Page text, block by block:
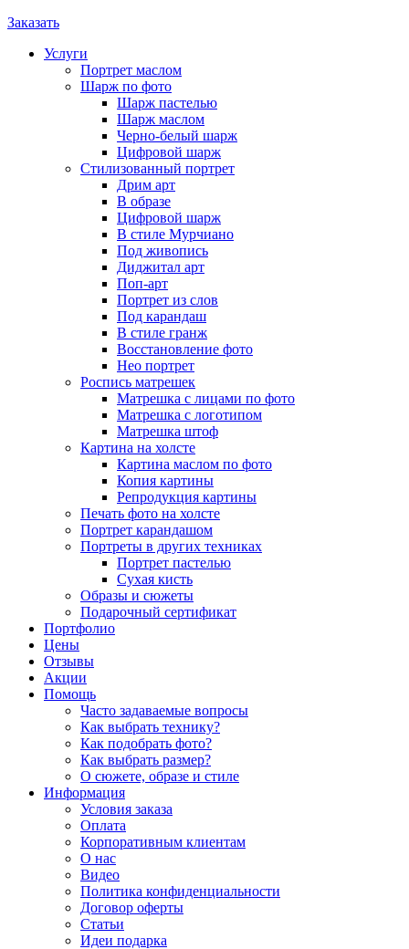
Заказать
Услуги
Портрет маслом
Шарж по фото
Шарж пастелью
Шарж маслом
Черно-белый шарж
Цифровой шарж
Стилизованный портрет
Дрим арт
В образе
Цифровой шарж
В стиле Мурчиано
Под живопись
Диджитал арт
Поп-арт
Портрет из слов
Под карандаш
В стиле гранж
Восстановление фото
Нео портрет
Роспись матрешек
Матрешка с лицами по фото
Матрешка с логотипом
Матрешка штоф
Картина на холсте
Картина маслом по фото
Копия картины
Репродукция картины
Печать фото на холсте
Портрет карандашом
Портреты в других техниках
Портрет пастелью
Сухая кисть
Образы и сюжеты
Подарочный сертификат
Портфолио
Цены
Отзывы
Акции
Помощь
Часто задаваемые вопросы
Как выбрать технику?
Как подобрать фото?
Как выбрать размер?
О сюжете, образе и стиле
Информация
Условия заказа
Оплата
Корпоративным клиентам
О нас
Видео
Политика конфиденциальности
Договор оферты
Статьи
Идеи подарка